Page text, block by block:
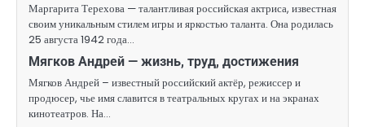
Маргарита Терехова — талантливая российская актриса, известная
своим уникальным стилем игры и яркостью таланта. Она родилась
25 августа 1942 года…
Мягков Андрей — жизнь, труд, достижения
Мягков Андрей – известный российский актёр, режиссер и
продюсер, чье имя славится в театральных кругах и на экранах
кинотеатров. На…